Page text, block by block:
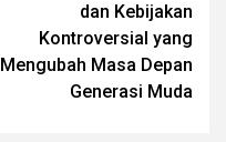
dan Kebijakan
Kontroversial yang
Mengubah Masa Depan
Generasi Muda